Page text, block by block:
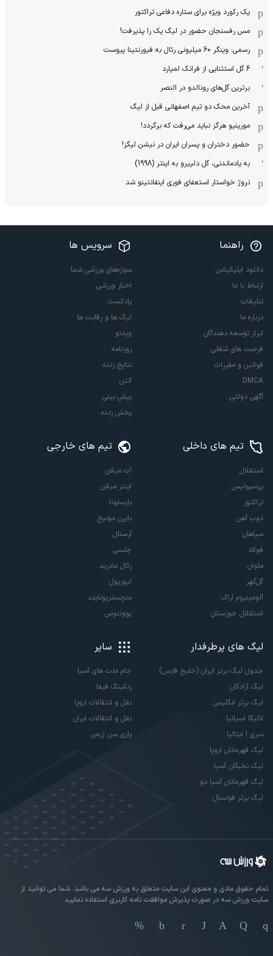
یک رکورد ویژه برای ستاره دفاعی تراکتور
مس رفسنجان حضور در لیگ یک را پذیرفت!
رسمی: وینگر 60 میلیونی رئال به فیورنتینا پیوست
6 گل استثنایی از فرانک لمپارد
برترین گل‌های رونالدو در النصر
آخرین محک دو تیم اصفهانی قبل از لیگ
مورینیو هرگز نباید می‌رفت که برگردد!
حضور دختران و پسران ایران در نیشن لیگز!
به یادماندنی، گل دلپیرو به اینتر (1998)
نروژ خواستار استعفای فوری اینفانتینو شد
راهنما
دانلود اپلیکیشن
ارتباط با ما
تبلیغات
درباره ما
ابزار توسعه دهندگان
فرصت های شغلی
قوانین و مقررات
DMCA
آگهی دولتی
سرویس ها
سوژه‌های ورزشی شما
اخبار ورزشی
پادکست
لیگ ها و رقابت ها
ویدئو
روزنامه
نتایج زنده
آنتن
پیش بینی
پخش زنده
تیم های داخلی
استقلال
پرسپولیس
تراکتور
ذوب آهن
سپاهان
فولاد
ملوان
گل‌گهر
آلومینیوم اراک
استقلال خوزستان
تیم های خارجی
آث میلان
اینتر میلان
بارسلونا
بایرن مونیخ
آرسنال
چلسی
رئال مادرید
لیورپول
منچستریونایتد
یوونتوس
لیگ های پرطرفدار
جدول لیگ برتر ایران (خلیج فارس)
لیگ آزادگان
لیگ برتر انگلیس
لالیگا اسپانیا
سری آ ایتالیا
لیگ قهرمانان اروپا
لیگ نخبگان آسیا
لیگ قهرمانان آسیا دو
لیگ برتر فوتسال
سایر
جام ملت های آسیا
رنکینگ فیفا
نقل و انتقالات اروپا
نقل و انتقالات ایران
پاری سن ژرمن
تمام حقوق مادی و معنوی این سایت متعلق به ورزش سه می باشد. شما می توانید از
سایت ورزش سه در صورت پذیرش موافقت نامه کاربری استفاده نمایید.